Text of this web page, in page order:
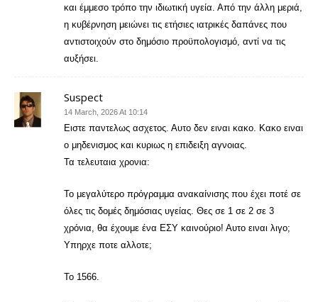
και έμμεσο τρόπο την ιδιωτική υγεία. Από την άλλη μεριά,
η κυβέρνηση μειώνει τις ετήσιες ιατρικές δαπάνες που
αντιστοιχούν στο δημόσιο προϋπολογισμό, αντί να τις
αυξήσει.
Suspect
14 March, 2026 At 10:14
Ειστε παντελως ασχετος. Αυτο δεν ειναι κακο. Κακο ειναι
ο μηδενισμος και κυριως η επιδειξη αγνοιας.
Τα τελευταια χρονια:
Το μεγαλύτερο πρόγραμμα ανακαίνισης που έχει ποτέ σε
όλες τις δομές δημόσιας υγείας. Θες σε 1 σε 2 σε 3
χρόνια, θα έχουμε ένα ΕΣΥ καινούριο! Αυτο ειναι λιγο;
Υπηρχε ποτε αλλοτε;
Το 1566.